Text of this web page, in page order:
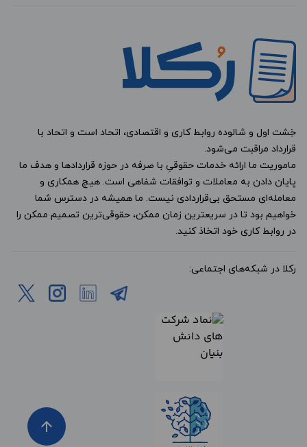
خِشت اول و شالوده روابط کاری و اقتصادی، اتحاد است و اتحاد با
قرارداد مراقبت می‌شود.
ماموریت ما ارائه خدمات حقوقیِ با صرفه در حوزه قراردادها و هدف ما
پایان دادن به معاملات و توافقات شفاهی است. هیچ همکاری و
معامله‌ای مستحق بی‌قراردادی نیست. ما همیشه در دسترس شما
خواهیم بود تا در سریعترین زمان ممکن، حقوقی‌ترین تصمیم ممکن را
در روابط کاری خود اتخاذ کنید.
رکلا در شبکه‌های اجتماعی:
arrow_upward